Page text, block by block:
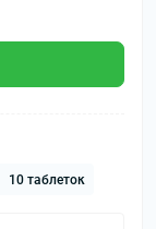
10 таблеток